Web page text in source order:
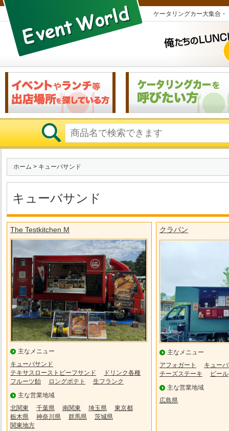
ケータリングカー大集合
ホーム > キューバサンド
キューバサンド
The Testkitchen M
主なメニュー
キューバサンド
テキサスローストビーフサンド
ドリンク各種
フルーツ飴
ロングポテト
生フランク
主な営業地域
北関東
千葉県 南関東 埼玉県
東京都
栃木県
神奈川県 群馬県
茨城県
関東地方
クラバン
主なメニュー
アフォガート
キュー
チーズステーキ
ビール
主な営業地域
広島県